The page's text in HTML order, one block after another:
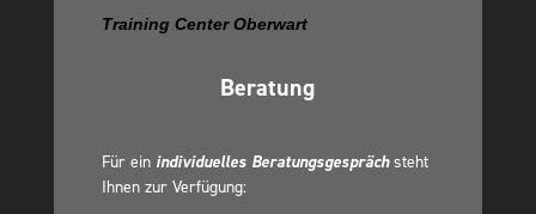
Training Center Oberwart
Beratung
Für ein individuelles Beratungsgesprächsteht
Ihnen zur Verfügung: